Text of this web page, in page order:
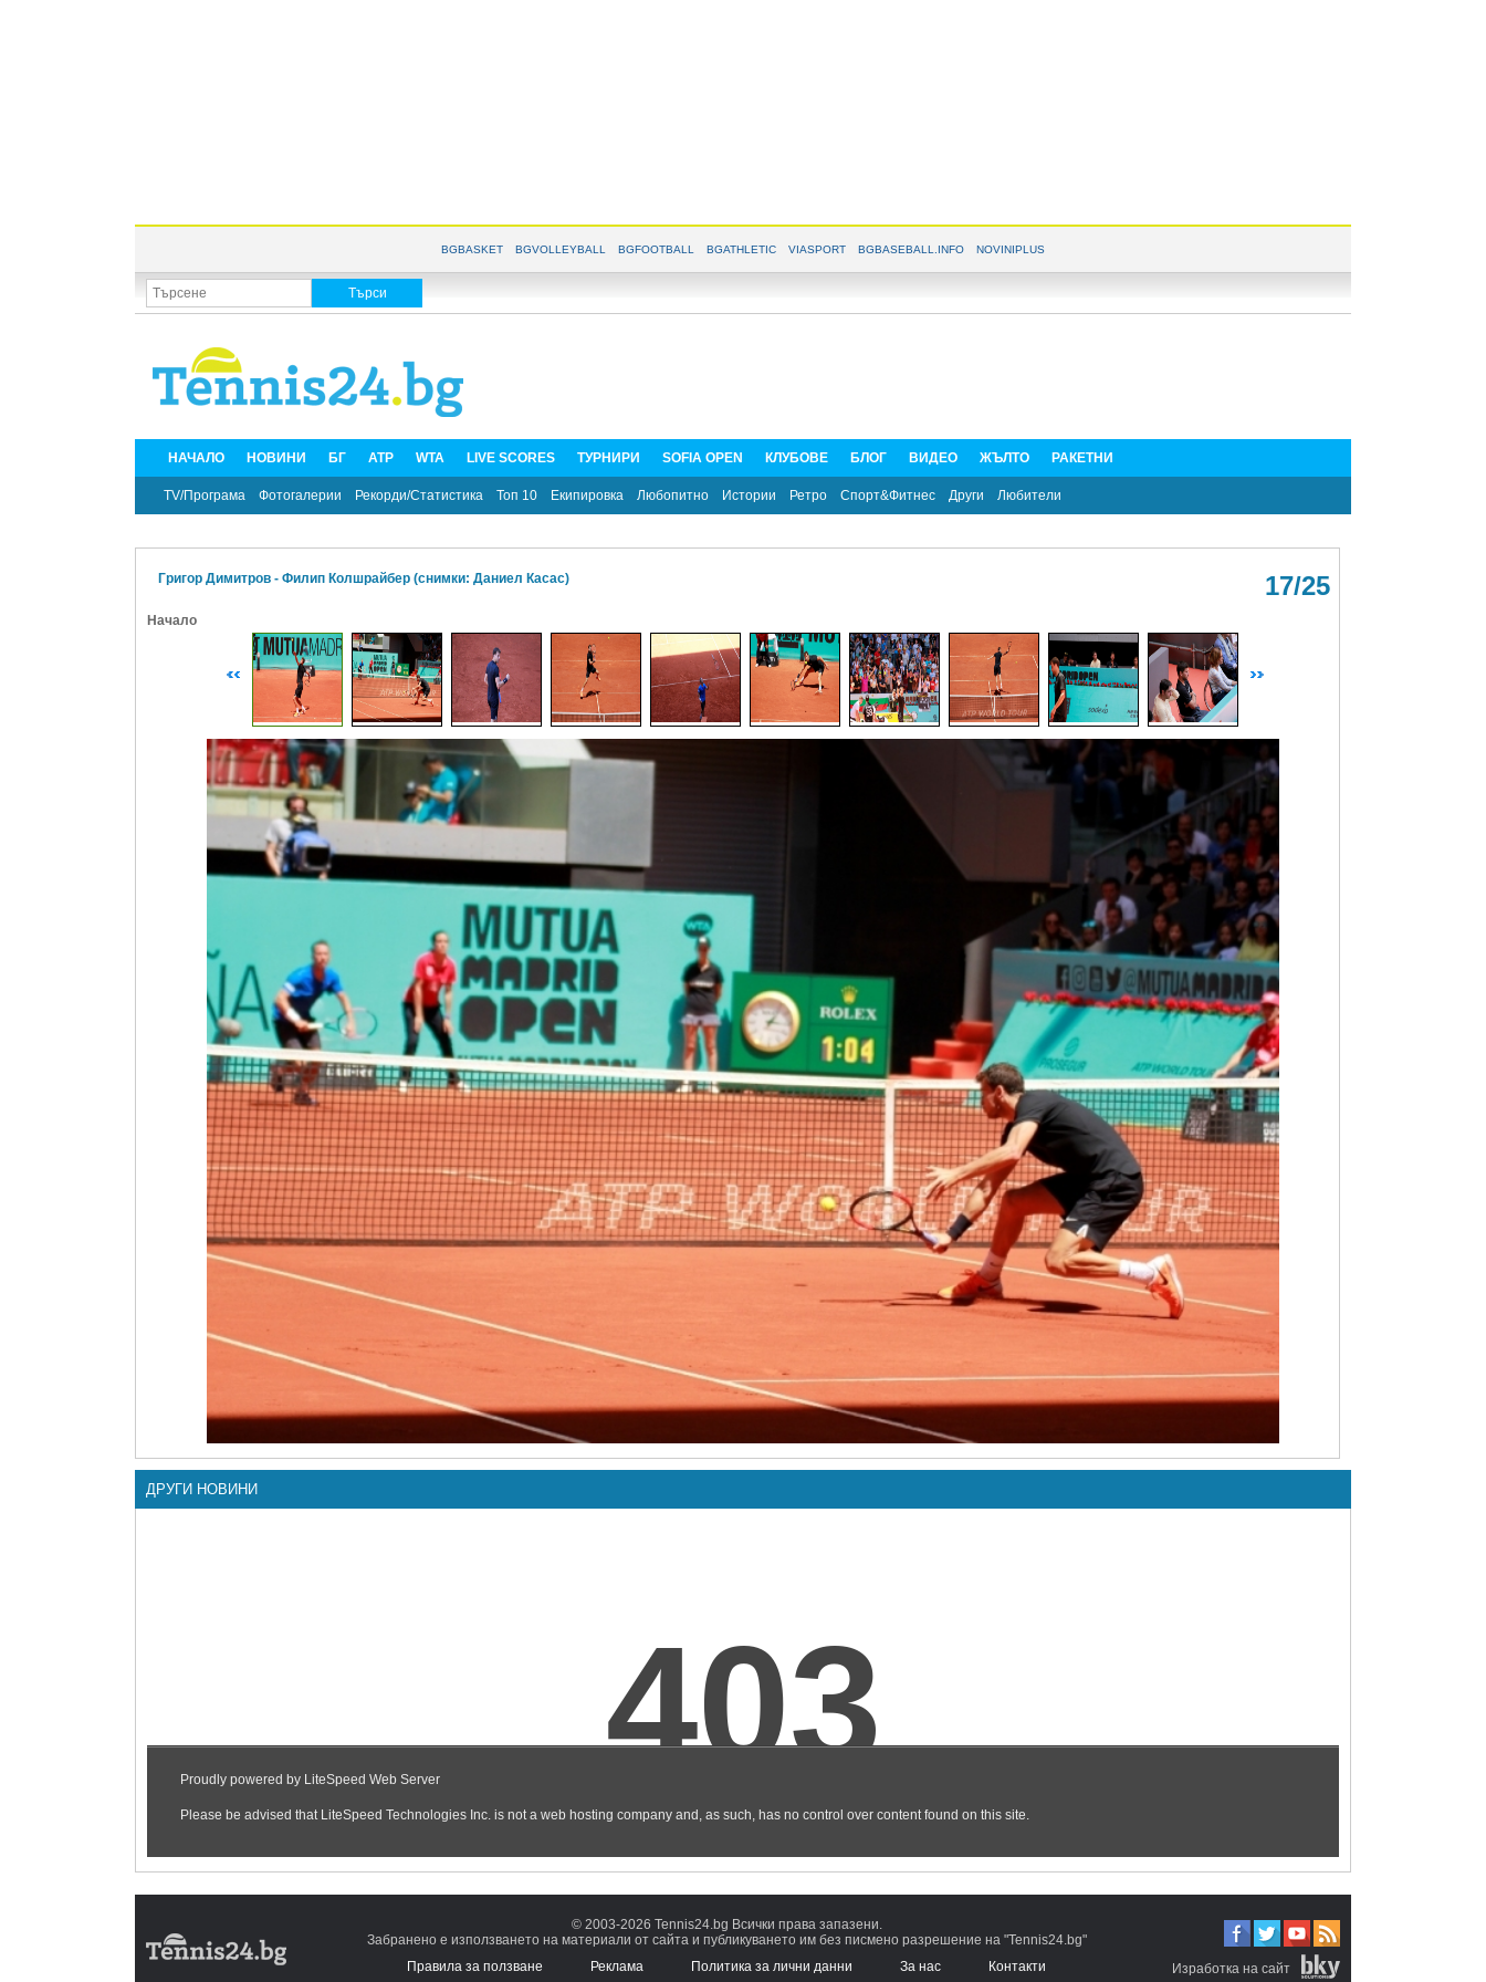
BGBASKET BGVOLLEYBALL BGFOOTBALL BGATHLETIC VIASPORT BGBASEBALL.INFO NOVINIPLUS
НАЧАЛО НОВИНИ БГ ATP WTA LIVE SCORES ТУРНИРИ SOFIA OPEN КЛУБОВЕ БЛОГ ВИДЕО ЖЪЛТО РАКЕТНИ
TV/Програма Фотогалерии Рекорди/Статистика Топ 10 Екипировка Любопитно Истории Ретро Спорт&Фитнес Други Любители
Григор Димитров - Филип Колшрайбер (снимки: Даниел Касас) 17/25
Начало
ДРУГИ НОВИНИ
© 2003-2026 Tennis24.bg Всички права запазени.
Забранено е използването на материали от сайта и публикуването им без писмено разрешение на "Tennis24.bg"
Правила за ползване
Реклама Политика за лични данни За нас Контакти Изработка на сайт